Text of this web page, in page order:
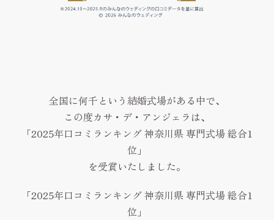
ベストレート保証
Access & Location
見学予約
全国に何千という結婚式場がある中で、
この度カサ・デ・アンジェラは、
「2025年口コミランキング 神奈川県 専門式場 総合1
位」
を受賞いたしました。
「2025年口コミランキング 神奈川県 専門式場 総合1
位」